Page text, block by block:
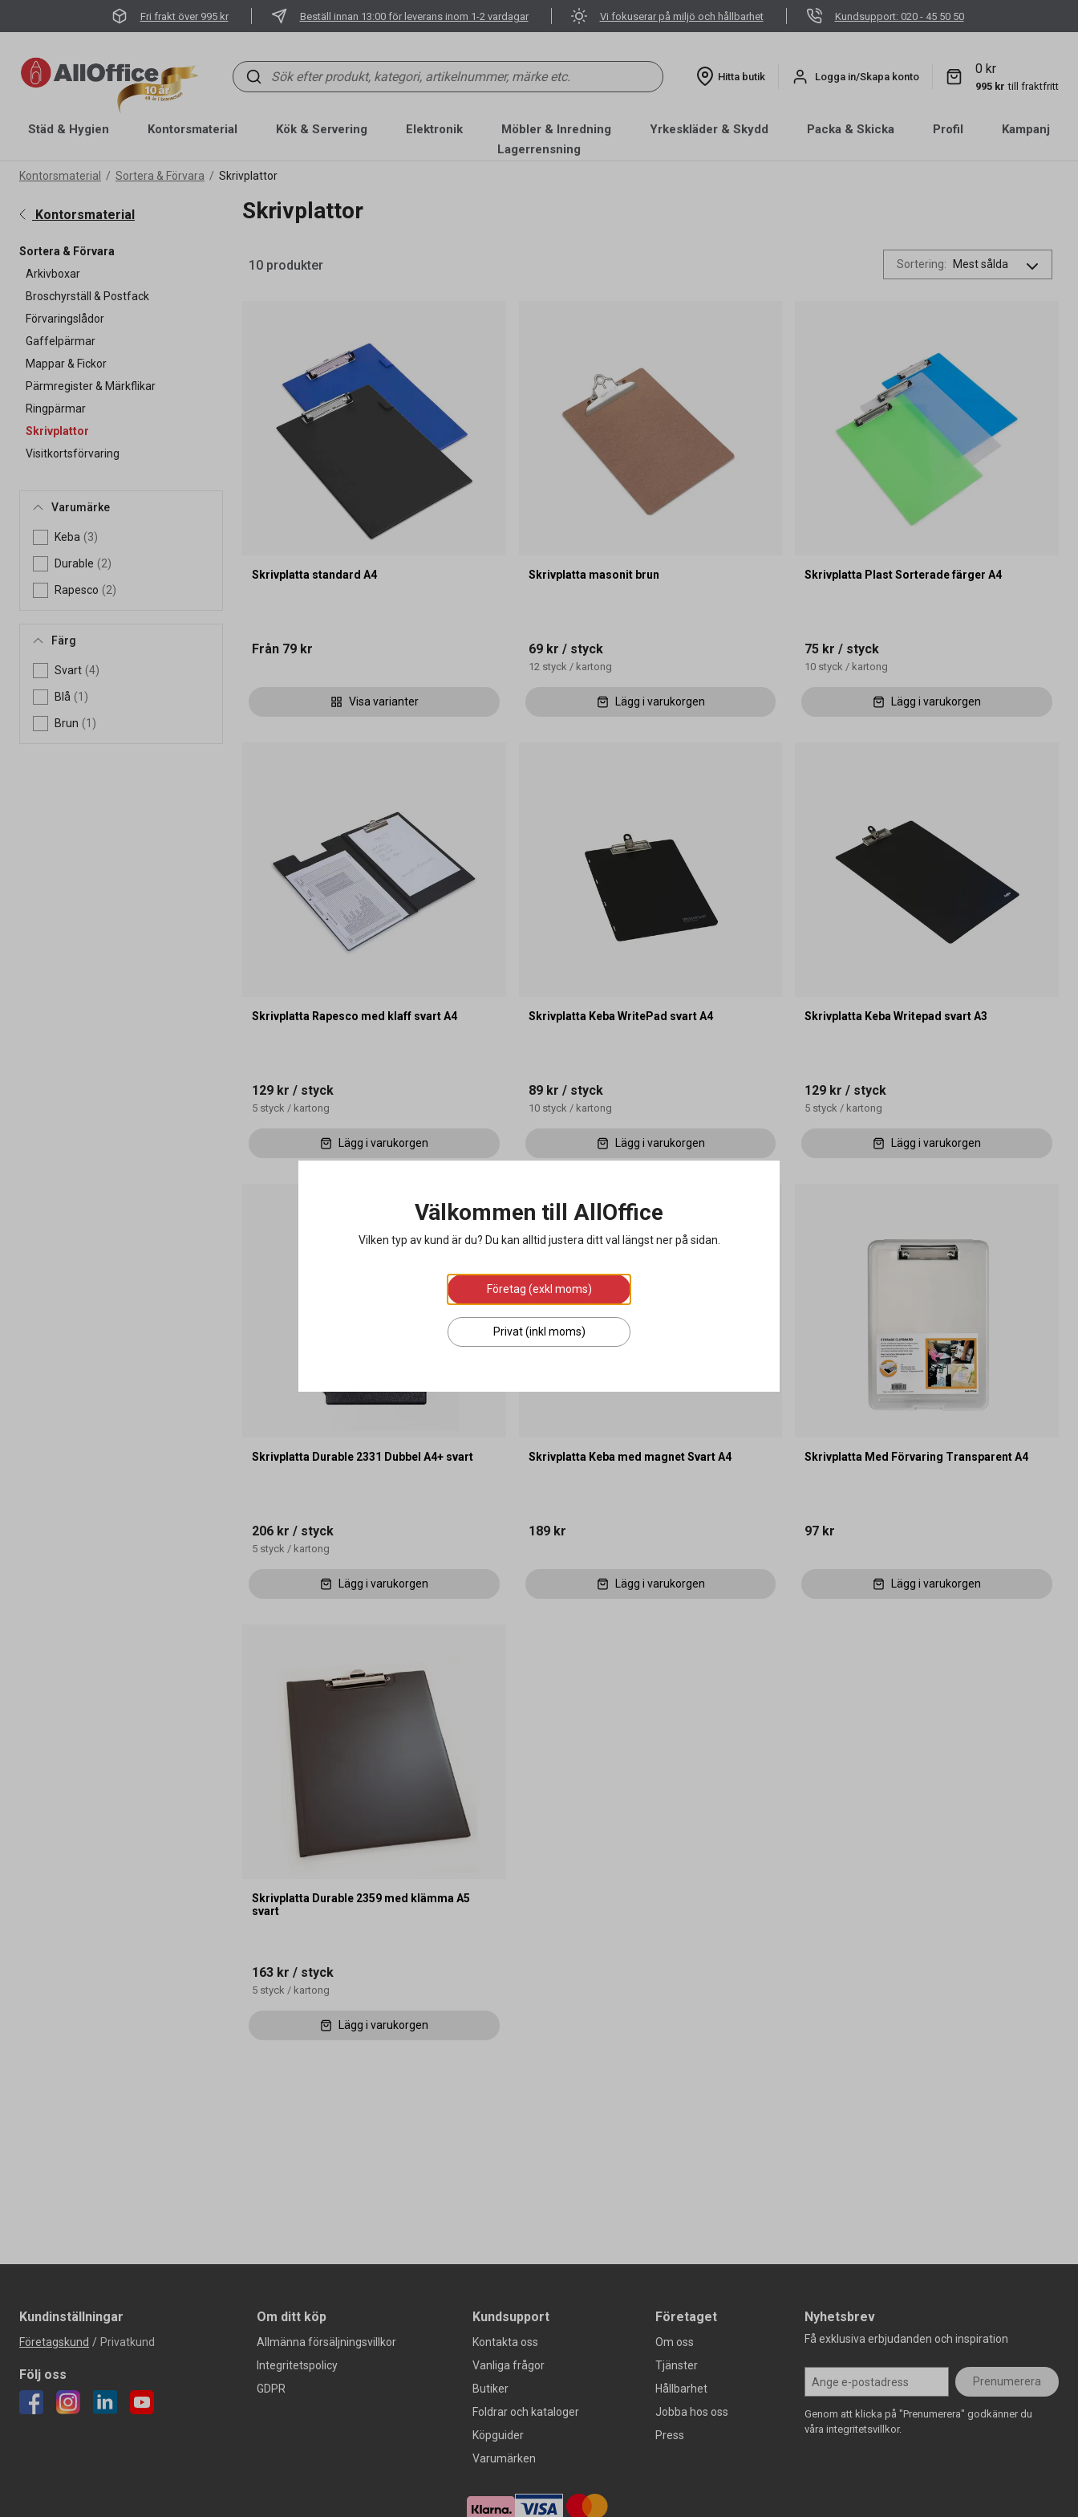
Fri frakt över 995 kr Beställ innan 13:00 för leverans inom 1-2 vardagar Vi fokuserar på miljö och hållbarhet Kundsupport: 020 - 45 50 50
Hitta butik Logga in/Skapa konto
0 kr
995 kr till fraktfritt
Städ & Hygien Kontorsmaterial Kök & Servering Elektronik Möbler & Inredning Yrkeskläder & Skydd Packa & Skicka Profil
Kampanj
Lagerrensning
Kontorsmaterial Sortera & Förvara Skrivplattor
Kontorsmaterial
Sortera & Förvara
Arkivboxar
Broschyrställ & Postfack
Förvaringslådor
Gaffelpärmar
Mappar & Fickor
Pärmregister & Märkflikar
Ringpärmar
Skrivplattor
Visitkortsförvaring
Varumärke
Keba (3)
Durable (2)
Rapesco (2)
Färg
Svart (4)
Blå (1)
Brun (1)
Skrivplattor
10 produkter Sortering:
Skrivplatta standard A4
Från 79 kr
Visa varianter
Skrivplatta masonit brun
69 kr / styck
12 styck / kartong
Lägg i varukorgen
Skrivplatta Plast Sorterade färger A4
75 kr / styck
10 styck / kartong
Lägg i varukorgen
Skrivplatta Rapesco med klaff svart A4
129 kr / styck
5 styck / kartong
Lägg i varukorgen
Skrivplatta Keba WritePad svart A4
89 kr / styck
10 styck / kartong
Lägg i varukorgen
Skrivplatta Keba Writepad svart A3
129 kr / styck
5 styck / kartong
Lägg i varukorgen
Skrivplatta Durable 2331 Dubbel A4+ svart
206 kr / styck
5 styck / kartong
Lägg i varukorgen
Skrivplatta Keba med magnet Svart A4
189 kr
Lägg i varukorgen
Skrivplatta Med Förvaring Transparent A4
97 kr
Lägg i varukorgen
Skrivplatta Durable 2359 med klämma A5
svart
163 kr / styck
5 styck / kartong
Lägg i varukorgen
Kundinställningar
Företagskund / Privatkund
Följ oss
Om ditt köp
Allmänna försäljningsvillkor
Integritetspolicy
GDPR
Kundsupport
Kontakta oss
Vanliga frågor
Butiker
Foldrar och kataloger
Köpguider
Varumärken
Företaget
Om oss
Tjänster
Hållbarhet
Jobba hos oss
Press
Nyhetsbrev
Få exklusiva erbjudanden och inspiration
Prenumerera
Genom att klicka på "Prenumerera" godkänner du
våra integritetsvillkor.
Välkommen till AllOffice
Vilken typ av kund är du? Du kan alltid justera ditt val längst ner på sidan.
Företag (exkl moms)
Privat (inkl moms)